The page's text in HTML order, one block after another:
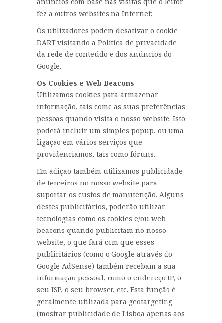
fez a outros websites na Internet;
Os utilizadores podem desativar o cookie
DART visitando a Política de privacidade
da rede de conteúdo e dos anúncios do
Google.
Os Cookies e Web Beacons
Utilizamos cookies para armazenar
informação, tais como as suas preferências
pessoas quando visita o nosso website. Isto
poderá incluir um simples popup, ou uma
ligação em vários serviços que
providenciamos, tais como fóruns.
Em adição também utilizamos publicidade
de terceiros no nosso website para
suportar os custos de manutenção. Alguns
destes publicitários, poderão utilizar
tecnologias como os cookies e/ou web
beacons quando publicitam no nosso
website, o que fará com que esses
publicitários (como o Google através do
Google AdSense) também recebam a sua
informação pessoal, como o endereço IP, o
seu ISP, o seu browser, etc. Esta função é
geralmente utilizada para geotargeting
(mostrar publicidade de Lisboa apenas aos